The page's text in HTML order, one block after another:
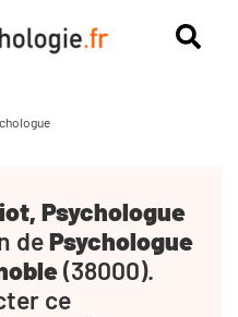
Psychologue
dePsychologue
(38000).
ce